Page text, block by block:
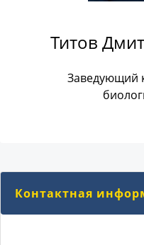
Титов
Заведующий
Контактная